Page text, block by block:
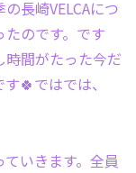
長崎VELCAにつ
のです。です
間がたった今だ
🍀ではでは、
いきます。全員